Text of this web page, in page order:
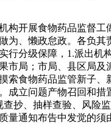
开展食物药品监督工
为、懒政怠政。各负其
行分级保障，1.派出机
市局；市局、县区局及
索食物药品监管新子、
成立问题产物召回和措
查抄、抽样查验、风险
量通知布告中发觉的须